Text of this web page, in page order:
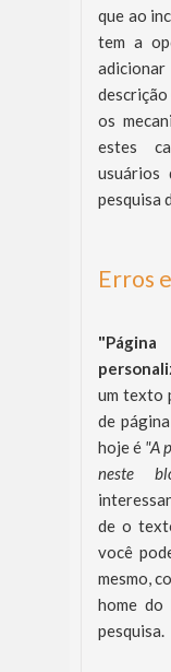
que ao
tem a
descrição
os
estes
usuários
pesquisa
Erros
um texto
de
hoje é "A
neste
de o
você
mesmo,
home do
pesquisa.